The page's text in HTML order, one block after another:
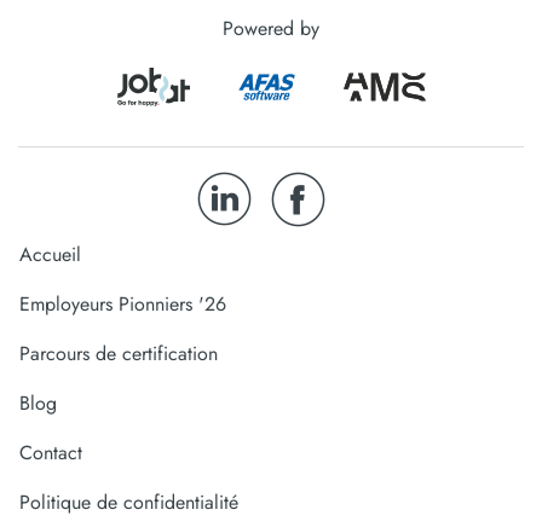
Powered by
Accueil
Employeurs Pionniers '26
Parcours de certification
Blog
Contact
Politique de confidentialité